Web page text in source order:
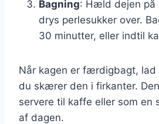
Bagning: Hæld dejen på
drys perlesukker over.
30 minutter, eller indtil
Når kagen er færdigbagt, lad
du skærer den i firkanter.
servere til kaffe eller som en
af dagen.